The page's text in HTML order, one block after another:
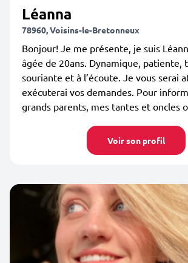
Léanna
78960, Voisins-le-Bretonneux
Bonjour! Je me présente, je suis
âgée de 20ans. Dynamique, patiente,
souriante et à l’écoute. Je vous serai
exécuterai vos demandes. Pour
grands parents, mes tantes et oncles
Voir son profil